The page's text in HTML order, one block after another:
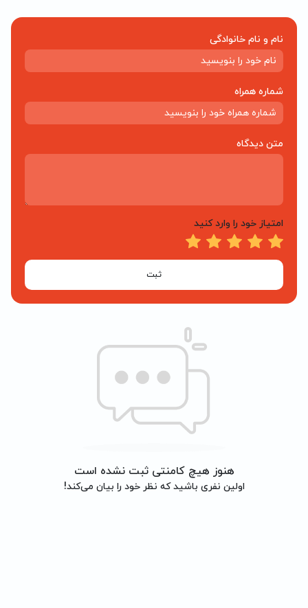
نام و نام خانوادگی
شماره همراه
متن دیدگاه
امتیاز خود را وارد کنید
ثبت
هنوز هیچ کامنتی ثبت نشده است
اولین نفری باشید که نظر خود را بیان می‌کند!